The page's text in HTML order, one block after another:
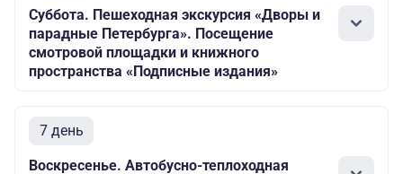
Суббота. Пешеходная экскурсия «Дворы и
парадные Петербурга». Посещение
смотровой площадки и книжного
пространства «Подписные издания»
7 день
Воскресенье. Автобусно-теплоходная